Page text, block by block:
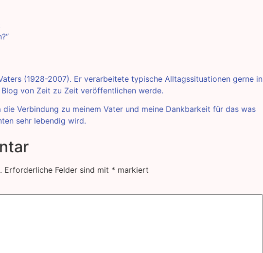
(1928-2007). Er verarbeitete typische Alltagssituationen gerne in
von Zeit zu Zeit veröffentlichen werde.
Verbindung zu meinem Vater und meine Dankbarkeit für das was
sehr lebendig wird.
Erforderliche Felder sind mit * markiert